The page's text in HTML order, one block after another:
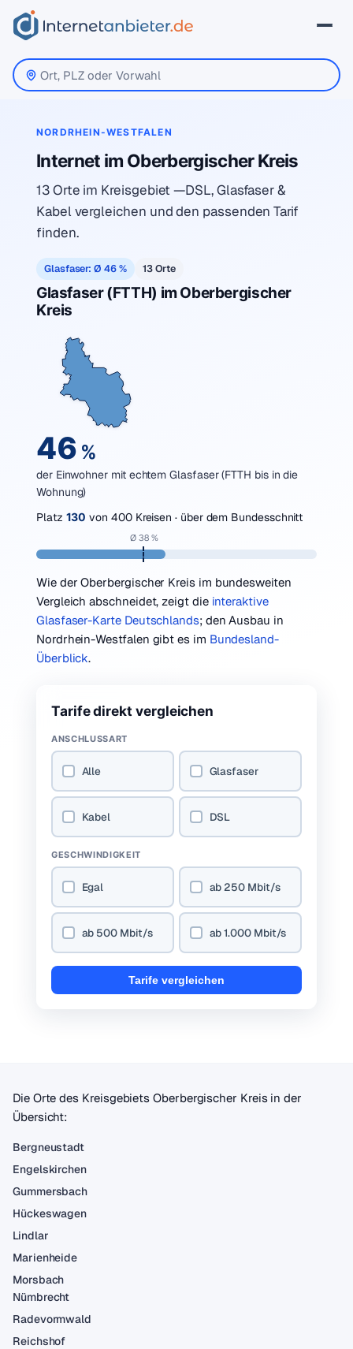
NORDRHEIN-WESTFALEN
Internet im Oberbergischer Kreis
13 Orte im Kreisgebiet —DSL, Glasfaser &
Kabel vergleichen und den passenden Tarif
finden.
Glasfaser: Ø 46 % 13 Orte
Glasfaser (FTTH) im Oberbergischer
Kreis
46 %
der Einwohner mit echtem Glasfaser (FTTH bis in die
Wohnung)
Platz 130 von 400 Kreisen · über dem Bundesschnitt
Ø 38 %
Wie der Oberbergischer Kreis im bundesweiten
Vergleich abschneidet, zeigt die interaktive
Glasfaser-Karte Deutschlands; den Ausbau in
Nordrhein-Westfalen gibt es im Bundesland-
Überblick.
Tarife direkt vergleichen
ANSCHLUSSART
Alle Glasfaser
Kabel DSL
GESCHWINDIGKEIT
Egal ab 250 Mbit/s
ab 500 Mbit/s ab 1.000 Mbit/s
Tarife vergleichen
Die Orte des Kreisgebiets Oberbergischer Kreis in der
Übersicht:
Bergneustadt
Engelskirchen
Gummersbach
Hückeswagen
Lindlar
Marienheide
Morsbach
Nümbrecht
Radevormwald
Reichshof